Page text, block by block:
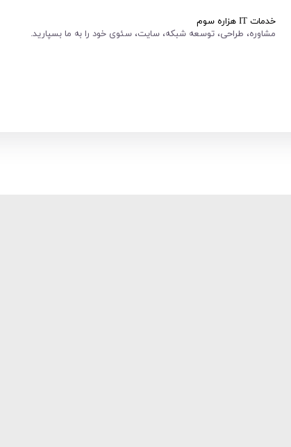
خدمات IT هزاره سوم
مشاوره، طراحی، توسعه شبکه، سایت، سئوی خود را به ما بسپارید.